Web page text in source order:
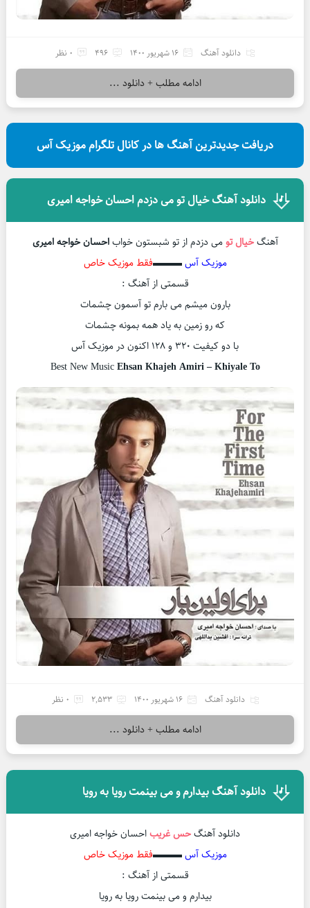
دانلود آهنگ 16 شهریور 1400 496 0 نظر
ادامه مطلب + دانلود ...
دریافت جدیدترین آهنگ ها در کانال تلگرام موزیک آس
دانلود آهنگ خیال تو می دزدم احسان خواجه امیری
آهنگخیال تومی دزدم از تو شبستون خواباحسان خواجه امیری
موزیک آس▬▬▬فقط موزیک خاص
قسمتی از آهنگ :
بارون میشم می بارم تو آسمون چشمات
که رو زمین به یاد همه بمونه چشمات
با دو کیفیت ۳۲۰ و ۱۲۸ اکنون در موزیک آس
Best New MusicEhsan Khajeh Amiri – Khiyale To
دانلود آهنگ 16 شهریور 1400 2,533 0 نظر
ادامه مطلب + دانلود ...
دانلود آهنگ بیدارم و می بینمت رویا به رویا
دانلود آهنگحس غریباحسان خواجه امیری
موزیک آس▬▬▬فقط موزیک خاص
قسمتی از آهنگ :
بیدارم و می بینمت رویا به رویا